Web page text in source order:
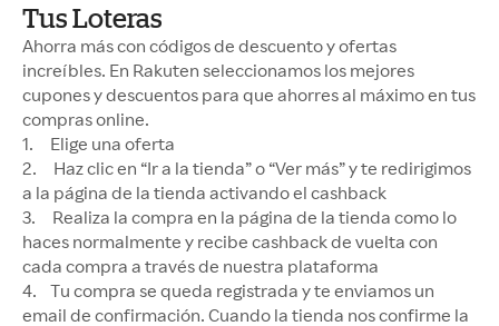
Tus Loteras
Ahorra más con códigos de descuento y ofertas
increíbles. En Rakuten seleccionamos los mejores
cupones y descuentos para que ahorres al máximo en tus
compras online.
1. Elige una oferta
2. Haz clic en “Ir a la tienda” o “Ver más” y te redirigimos
a la página de la tienda activando el cashback
3. Realiza la compra en la página de la tienda como lo
haces normalmente y recibe cashback de vuelta con
cada compra a través de nuestra plataforma
4. Tu compra se queda registrada y te enviamos un
email de confirmación. Cuando la tienda nos confirme la